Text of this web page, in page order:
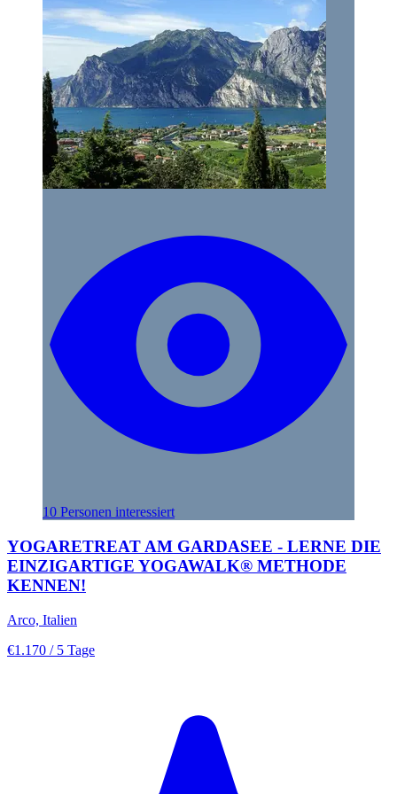
10 Personen interessiert
YOGARETREAT AM GARDASEE - LERNE DIE
EINZIGARTIGE YOGAWALK® METHODE
KENNEN!
Arco, Italien
€1.170 / 5 Tage